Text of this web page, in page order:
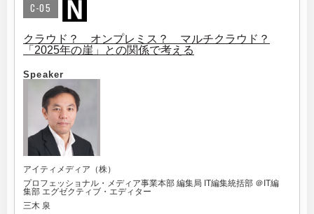
C-05
クラウド？ オンプレミス？ マルチクラウド？
「2025年の崖」との関係で考える
Speaker
アイティメディア（株）
プロフェッショナル・メディア事業本部 編集局 IT編集統括部 ＠IT編
集部 エグゼクティブ・エディター
三木 泉